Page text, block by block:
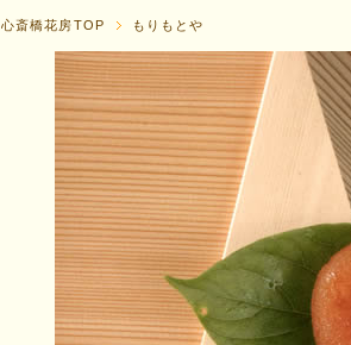
心斎橋花房TOP もりもとや